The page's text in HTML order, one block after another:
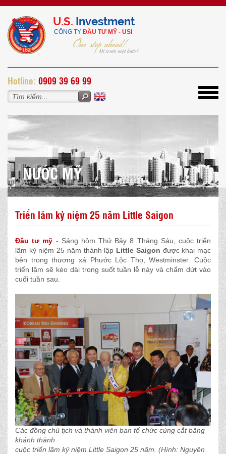
U.S. Investment
CÔNG TY ĐẦU TƯ MỸ - USI
Hotline: 0909 39 69 99
NƯỚC MỸ
Triển lãm kỷ niệm 25 năm Little Saigon
Đầu tư mỹ - Sáng hôm Thứ Bảy 8 Tháng Sáu, cuộc triển
lãm kỷ niệm 25 năm thành lập Little Saigon được khai mạc
bên trong thương xá Phước Lộc Thọ, Westminster. Cuộc
triển lãm sẽ kéo dài trong suốt tuần lễ này và chấm dứt vào
cuối tuần sau.
Các đồng chủ tịch và thành viên ban tổ chức cùng cắt băng
khánh thành
cuộc triển lãm kỷ niệm Little Saigon 25 năm. (Hình: Nguyên